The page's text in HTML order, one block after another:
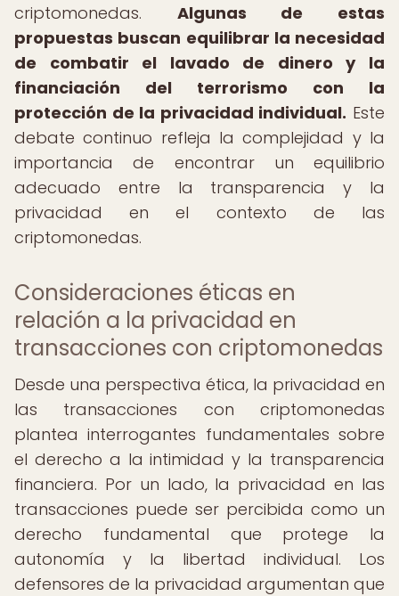
criptomonedas. Algunas de estas
propuestas buscan equilibrar la necesidad
de combatir el lavado de dinero y la
financiación del terrorismo con la
protección de la privacidad individual. Este
debate continuo refleja la complejidad y la
importancia de encontrar un equilibrio
adecuado entre la transparencia y la
privacidad en el contexto de las
criptomonedas.
Consideraciones éticas en
relación a la privacidad en
transacciones con criptomonedas
Desde una perspectiva ética, la privacidad en
las transacciones con criptomonedas
plantea interrogantes fundamentales sobre
el derecho a la intimidad y la transparencia
financiera. Por un lado, la privacidad en las
transacciones puede ser percibida como un
derecho fundamental que protege la
autonomía y la libertad individual. Los
defensores de la privacidad argumentan que